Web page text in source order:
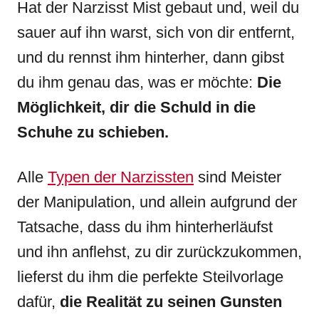
Hat der Narzisst Mist gebaut und, weil du
sauer auf ihn warst, sich von dir entfernt,
und du rennst ihm hinterher, dann gibst
du ihm genau das, was er möchte: Die
Möglichkeit, dir die Schuld in die
Schuhe zu schieben.
Alle Typen der Narzissten sind Meister
der Manipulation, und allein aufgrund der
Tatsache, dass du ihm hinterherläufst
und ihn anflehst, zu dir zurückzukommen,
lieferst du ihm die perfekte Steilvorlage
dafür, die Realität zu seinen Gunsten